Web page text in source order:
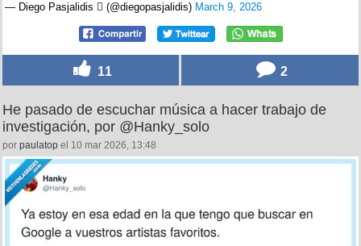
— Diego Pasjalidis  (@diegopasjalidis) March 9, 2026
11 2
He pasado de escuchar música a hacer trabajo de
investigación, por @Hanky_solo
por paulatop el 10 mar 2026, 13:48